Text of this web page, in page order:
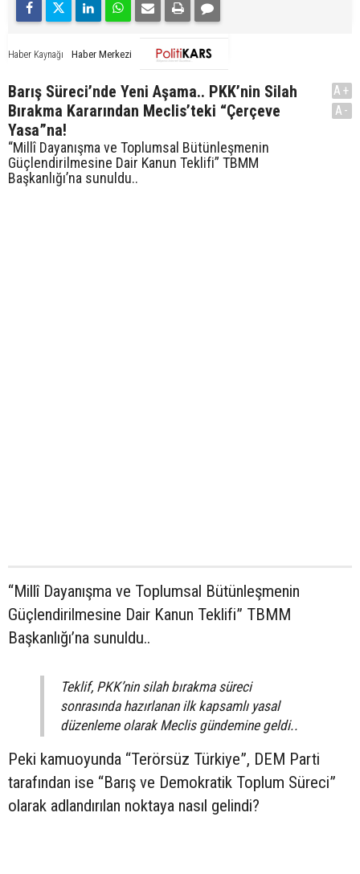
Haber Kaynağı Haber Merkezi
Barış Süreci’nde Yeni Aşama.. PKK’nin Silah
Bırakma Kararından Meclis’teki “Çerçeve
Yasa”na!
“Millî Dayanışma ve Toplumsal Bütünleşmenin
Güçlendirilmesine Dair Kanun Teklifi” TBMM
Başkanlığı’na sunuldu..
A+
A-
“Millî Dayanışma ve Toplumsal Bütünleşmenin
Güçlendirilmesine Dair Kanun Teklifi” TBMM
Başkanlığı’na sunuldu..
Teklif, PKK’nin silah bırakma süreci
sonrasında hazırlanan ilk kapsamlı yasal
düzenleme olarak Meclis gündemine geldi..
Peki kamuoyunda “Terörsüz Türkiye”, DEM Parti
tarafından ise “Barış ve Demokratik Toplum Süreci”
olarak adlandırılan noktaya nasıl gelindi?